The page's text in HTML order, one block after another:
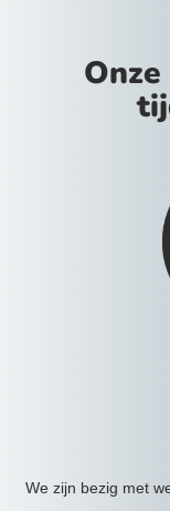
We zijn bezig met